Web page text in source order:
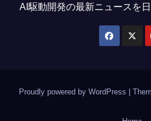
AI駆動開発の最新ニュースを
Proudly powered by WordPress